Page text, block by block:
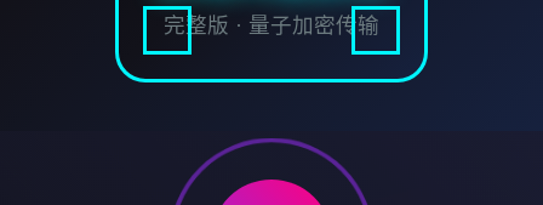
完整版 · 量子加密传输